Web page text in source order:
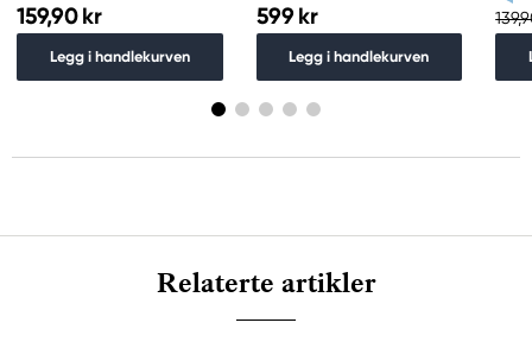
159,90 kr
Legg i handlekurven
599 kr
Legg i handlekurven
Relaterte artikler